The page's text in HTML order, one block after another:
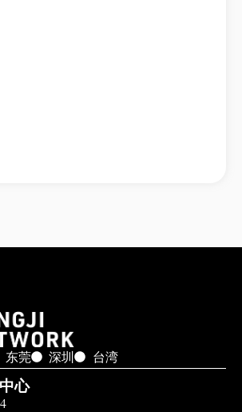
东莞 深圳 台湾
心